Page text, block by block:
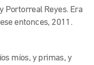
Portorreal Reyes. Era
entonces, 2011.
míos, y primas, y